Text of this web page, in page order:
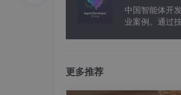
1. 界面介绍
中国智能体开
业案例。通过
更多推荐